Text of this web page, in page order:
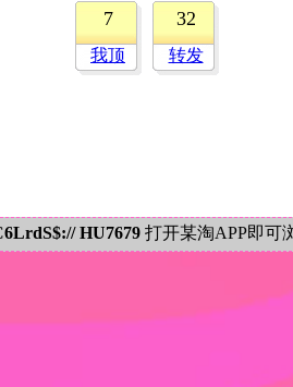
7
我顶
32
转发
HU7679 打开某淘APP即可